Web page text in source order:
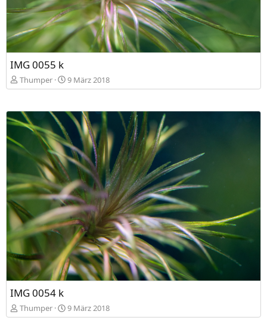
IMG 0055 k
Thumper 9 März 2018
IMG 0054 k
Thumper 9 März 2018